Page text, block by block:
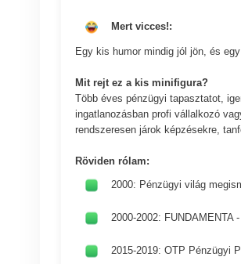
Mert vicces!:
Egy kis humor mindig jól jön, és
Mit rejt ez a kis minifigura?
Több éves pénzügyi tapasztatot,
ingatlanozásban profi vállalkozó
rendszeresen járok képzésekre,
Röviden rólam:
2000: Pénzügyi világ
2000-2002: FUNDAMENTA
2015-2019: OTP Pénzügyi